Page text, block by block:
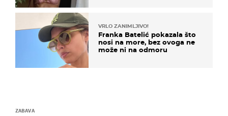
VRLO ZANIMLJIVO!
Franka Batelić pokazala što
nosi na more, bez ovoga ne
može ni na odmoru
ZABAVA